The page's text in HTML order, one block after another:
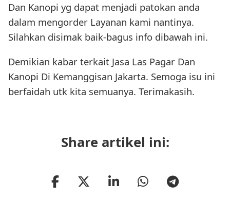
Dan Kanopi yg dapat menjadi patokan anda
dalam mengorder Layanan kami nantinya.
Silahkan disimak baik-bagus info dibawah ini.
Demikian kabar terkait Jasa Las Pagar Dan
Kanopi Di Kemanggisan Jakarta. Semoga isu ini
berfaidah utk kita semuanya. Terimakasih.
Share artikel ini: